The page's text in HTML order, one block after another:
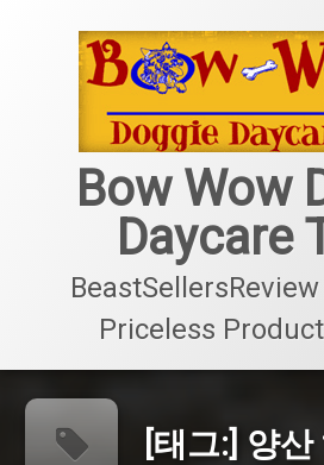
Bow Wow
Daycare
Priceless
[태그:] 양산